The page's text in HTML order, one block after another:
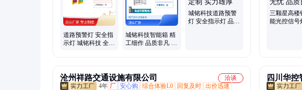
道路预警灯 安全指
示灯 城铭科技 全天
城铭科技智能箱 精
工细作 品质非凡 多
城铭科技道路预警
灯 安全指示灯 品质
三颗星高楼
能光控信号
沧州祥路交通设施有限公司
洽谈
4年 厂 安心购 综合体验L0 回复及时 出价迅速
四川华控